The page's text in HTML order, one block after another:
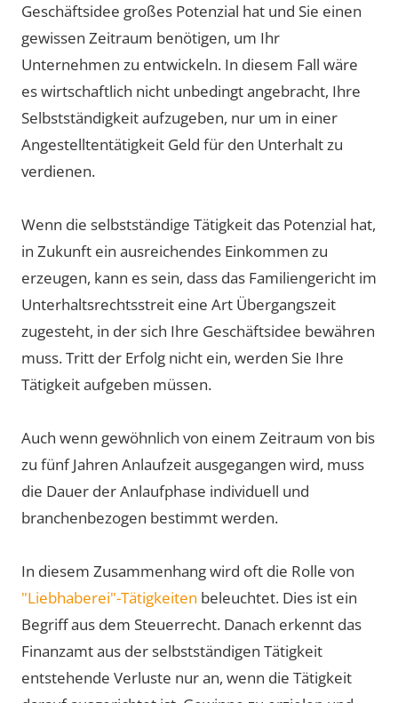
Geschäftsidee großes Potenzial hat und Sie einen
gewissen Zeitraum benötigen, um Ihr
Unternehmen zu entwickeln. In diesem Fall wäre
es wirtschaftlich nicht unbedingt angebracht, Ihre
Selbstständigkeit aufzugeben, nur um in einer
Angestelltentätigkeit Geld für den Unterhalt zu
verdienen.
Wenn die selbstständige Tätigkeit das Potenzial hat,
in Zukunft ein ausreichendes Einkommen zu
erzeugen, kann es sein, dass das Familiengericht im
Unterhaltsrechtsstreit eine Art Übergangszeit
zugesteht, in der sich Ihre Geschäftsidee bewähren
muss. Tritt der Erfolg nicht ein, werden Sie Ihre
Tätigkeit aufgeben müssen.
Auch wenn gewöhnlich von einem Zeitraum von bis
zu fünf Jahren Anlaufzeit ausgegangen wird, muss
die Dauer der Anlaufphase individuell und
branchenbezogen bestimmt werden.
In diesem Zusammenhang wird oft die Rolle von
"Liebhaberei"-Tätigkeiten beleuchtet. Dies ist ein
Begriff aus dem Steuerrecht. Danach erkennt das
Finanzamt aus der selbstständigen Tätigkeit
entstehende Verluste nur an, wenn die Tätigkeit